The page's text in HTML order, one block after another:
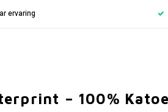
ervaring
– 100%